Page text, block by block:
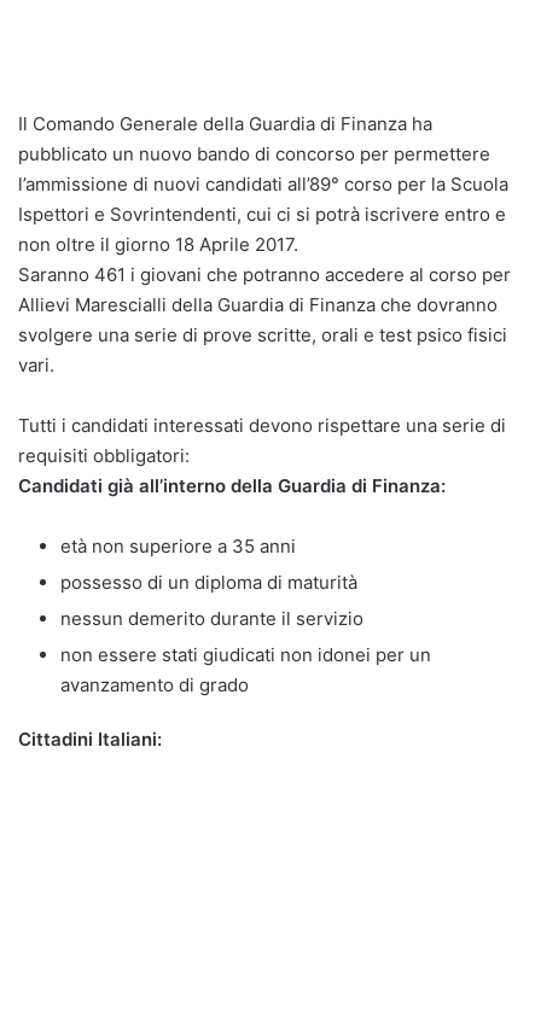
Il Comando Generale della Guardia di Finanza ha
pubblicato un nuovo bando di concorso per permettere
l’ammissione di nuovi candidati all’89° corso per la Scuola
Ispettori e Sovrintendenti, cui ci si potrà iscrivere entro e
non oltre il giorno 18 Aprile 2017.
Saranno 461 i giovani che potranno accedere al corso per
Allievi Marescialli della Guardia di Finanza che dovranno
svolgere una serie di prove scritte, orali e test psico fisici
vari.
Tutti i candidati interessati devono rispettare una serie di
requisiti obbligatori:
Candidati già all’interno della Guardia di Finanza:
età non superiore a 35 anni
possesso di un diploma di maturità
nessun demerito durante il servizio
non essere stati giudicati non idonei per un
avanzamento di grado
Cittadini Italiani: